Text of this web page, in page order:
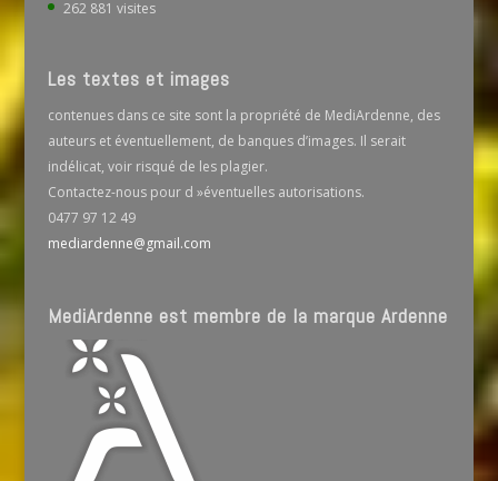
262 881 visites
Les textes et images
contenues dans ce site sont la propriété de MediArdenne, des
auteurs et éventuellement, de banques d’images. Il serait
indélicat, voir risqué de les plagier.
Contactez-nous pour d »éventuelles autorisations.
0477 97 12 49
mediardenne@gmail.com
MediArdenne est membre de la marque Ardenne